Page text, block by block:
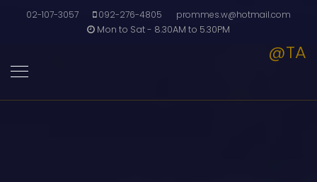
02-107-3057 092-276-4805
prommes.w@hotmail.com
Mon to Sat - 8.30AM to 5.30PM
@TA